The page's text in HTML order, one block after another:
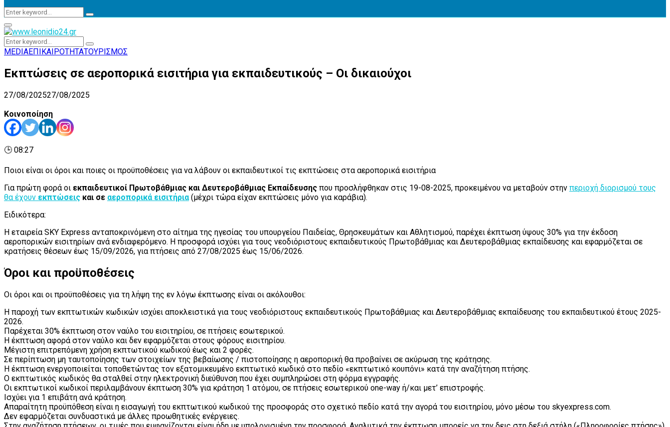
Search
Search
Primary
Menu
Search
for:
Search
MEDIAΕΠΙΚΑΙΡΟΤΗΤΑΤΟΥΡΙΣΜΟΣ
Εκπτώσεις σε αεροπορικά εισιτήρια για εκπαιδευτικούς – Οι δικαιούχοι
27/08/202527/08/2025
Κοινοποίηση
🕒 08:27
Ποιοι είναι οι όροι και ποιες οι προϋποθέσεις για να λάβουν οι εκπαιδευτικοί τις εκπτώσεις στα αεροπορικά εισιτήρια
Για πρώτη φορά οι εκπαιδευτικοί Πρωτοβάθμιας και Δευτεροβάθμιας Εκπαίδευσης που προσλήφθηκαν στις 19-08-2025, προκειμένου να μεταβούν στην περιοχή διορισμού τους
θα έχουν εκπτώσεις και σε αεροπορικά εισιτήρια(μέχρι τώρα είχαν εκπτώσεις μόνο για καράβια).
Ειδικότερα:
H εταιρεία SKY Express ανταποκρινόμενη στο αίτημα της ηγεσίας του υπουργείου Παιδείας, Θρησκευμάτων και Αθλητισμού, παρέχει έκπτωση ύψους 30% για την έκδοση
αεροπορικών εισιτηρίων ανά ενδιαφερόμενο. Η προσφορά ισχύει για τους νεοδιόριστους εκπαιδευτικούς Πρωτοβάθμιας και Δευτεροβάθμιας εκπαίδευσης και εφαρμόζεται σε
κρατήσεις θέσεων έως 15/09/2026, για πτήσεις από 27/08/2025 έως 15/06/2026.
Όροι και προϋποθέσεις
Οι όροι και οι προϋποθέσεις για τη λήψη της εν λόγω έκπτωσης είναι οι ακόλουθοι:
Η παροχή των εκπτωτικών κωδικών ισχύει αποκλειστικά για τους νεοδιόριστους εκπαιδευτικούς Πρωτοβάθμιας και Δευτεροβάθμιας εκπαίδευσης του εκπαιδευτικού έτους 2025-
2026.
Παρέχεται 30% έκπτωση στον ναύλο του εισιτηρίου, σε πτήσεις εσωτερικού.
Η έκπτωση αφορά στον ναύλο και δεν εφαρμόζεται στους φόρους εισιτηρίου.
Μέγιστη επιτρεπόμενη χρήση εκπτωτικού κωδικού έως και 2 φορές.
Σε περίπτωση μη ταυτοποίησης των στοιχείων της βεβαίωσης / πιστοποίησης η αεροπορική θα προβαίνει σε ακύρωση της κράτησης.
Η έκπτωση ενεργοποιείται τοποθετώντας τον εξατομικευμένο εκπτωτικό κωδικό στο πεδίο «εκπτωτικό κουπόνι» κατά την αναζήτηση πτήσης.
Ο εκπτωτικός κωδικός θα σταλθεί στην ηλεκτρονική διεύθυνση που έχει συμπληρώσει στη φόρμα εγγραφής.
Οι εκπτωτικοί κωδικοί περιλαμβάνουν έκπτωση 30% για κράτηση 1 ατόμου, σε πτήσεις εσωτερικού one-way ή/και μετ’ επιστροφής.
Ισχύει για 1 επιβάτη ανά κράτηση.
Απαραίτητη προϋπόθεση είναι η εισαγωγή του εκπτωτικού κωδικού της προσφοράς στο σχετικό πεδίο κατά την αγορά του εισιτηρίου, μόνο μέσω του skyexpress.com.
Δεν εφαρμόζεται συνδυαστικά με άλλες προωθητικές ενέργειες.